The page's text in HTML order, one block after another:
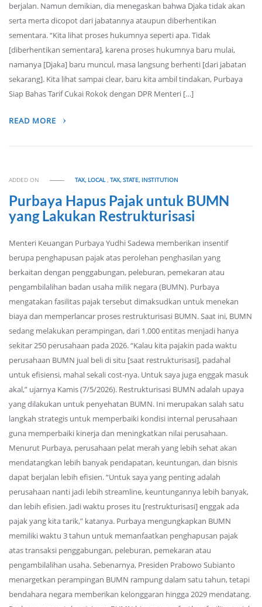
berjalan. Namun demikian, dia menegaskan bahwa Djaka tidak akan
serta merta dicopot dari jabatannya ataupun diberhentikan
sementara. “Kita lihat proses hukumnya seperti apa. Tidak
[diberhentikan sementara], karena proses hukumnya baru mulai,
namanya [Djaka] baru muncul, masa langsung berhenti [dari jabatan
sekarang]. Kita lihat sampai clear, baru kita ambil tindakan, Purbaya
Siap Bahas Tarif Cukai Rokok dengan DPR Menteri […]
READ MORE
ADDED ON TAX, LOCAL,TAX, STATE, INSTITUTION
Purbaya Hapus Pajak untuk BUMN
yang Lakukan Restrukturisasi
Menteri Keuangan Purbaya Yudhi Sadewa memberikan insentif
berupa penghapusan pajak atas perolehan penghasilan yang
berkaitan dengan penggabungan, peleburan, pemekaran atau
pengambilalihan badan usaha milik negara (BUMN). Purbaya
mengatakan fasilitas pajak tersebut dimaksudkan untuk menekan
biaya dan memperlancar proses restrukturisasi BUMN. Saat ini, BUMN
sedang melakukan perampingan, dari 1.000 entitas menjadi hanya
sekitar 250 perusahaan pada 2026. “Kalau kita pajakin pada waktu
perusahaan BUMN jual beli di situ [saat restrukturisasi], padahal
untuk efisiensi, mahal sekali cost-nya. Untuk saya juga enggak masuk
akal,” ujarnya Kamis (7/5/2026). Restrukturisasi BUMN adalah upaya
yang dilakukan untuk penyehatan BUMN. Ini merupakan salah satu
langkah strategis untuk memperbaiki kondisi internal perusahaan
guna memperbaiki kinerja dan meningkatkan nilai perusahaan.
Menurut Purbaya, perusahaan pelat merah yang lebih sehat akan
mendatangkan lebih banyak pendapatan, keuntungan, dan bisnis
dapat berjalan lebih efisien. “Untuk saya yang penting adalah
perusahaan nanti jadi lebih streamline, keuntungannya lebih banyak,
dan lebih efisien. Jadi waktu proses itu [restrukturisasi] enggak ada
pajak yang kita tarik,” katanya. Purbaya mengungkapkan BUMN
memiliki waktu 3 tahun untuk memanfaatkan penghapusan pajak
atas transaksi penggabungan, peleburan, pemekaran atau
pengambilalihan usaha. Sebenarnya, Presiden Prabowo Subianto
menargetkan perampingan BUMN rampung dalam satu tahun, tetapi
bendahara negara memberikan kelonggaran hingga 2029 mendatang.